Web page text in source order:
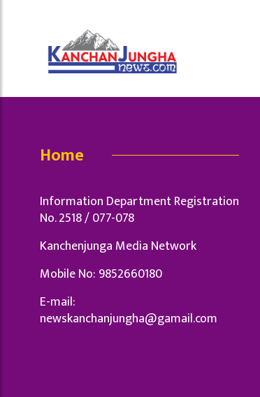
Home
Information Department Registration
No. 2518 / 077-078
Kanchenjunga Media Network
Mobile No: 9852660180
E-mail:
newskanchanjungha@gamail.com